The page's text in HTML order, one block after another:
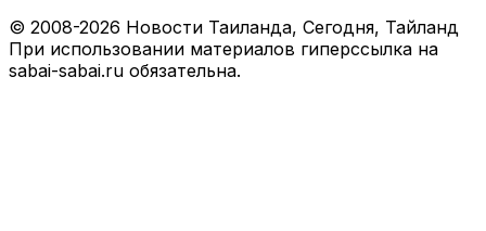
© 2008-2026 Новости Таиланда, Сегодня, Тайланд
При использовании материалов гиперссылка на
sabai-sabai.ru обязательна.